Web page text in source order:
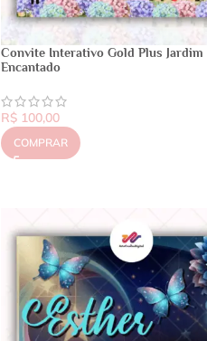
Convite Interativo Gold Plus Jardim
Encantado
R$100,00
COMPRAR